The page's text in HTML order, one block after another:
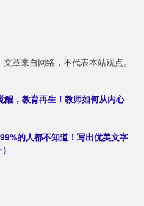
章来自网络，不代表本站观点。
醒，教育再生！教师如何从内心
的人都不知道！写出优美文字